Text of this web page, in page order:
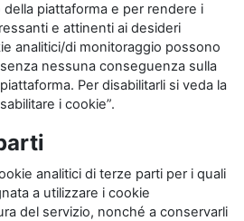
della piattaforma e per rendere i
e attinenti ai desideri
analitici/di monitoraggio possono
nessuna conseguenza sulla
Per disabilitarli si veda la
i cookie”.
analitici di terze parti per i quali
a utilizzare i cookie
del servizio, nonché a conservarli